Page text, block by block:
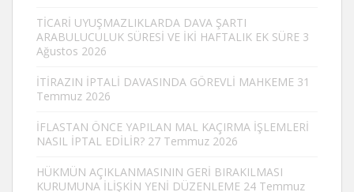
TİCARİ UYUŞMAZLIKLARDA DAVA ŞARTI
ARABULUCULUK SÜRESİ VE İKİ HAFTALIK EK SÜRE 3
Ağustos 2026
İTİRAZIN İPTALİ DAVASINDA GÖREVLİ MAHKEME 31
Temmuz 2026
İFLASTAN ÖNCE YAPILAN MAL KAÇIRMA İŞLEMLERİ
NASIL İPTAL EDİLİR? 27 Temmuz 2026
HÜKMÜN AÇIKLANMASININ GERİ BIRAKILMASI
KURUMUNA İLİŞKİN YENİ DÜZENLEME 24 Temmuz